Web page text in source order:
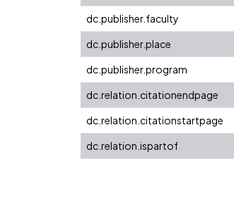
dc.publisher.faculty
dc.publisher.place
dc.publisher.program
dc.relation.citationendpage
dc.relation.citationstartpage
dc.relation.ispartof